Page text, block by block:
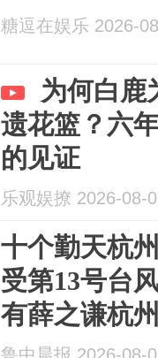
糖逗在娱乐 2026-
为何白鹿
遗花篮？六
的见证
乐观娱撩 2026-08-
十个勤天杭
受第13号台
有薛之谦杭
等多场演出